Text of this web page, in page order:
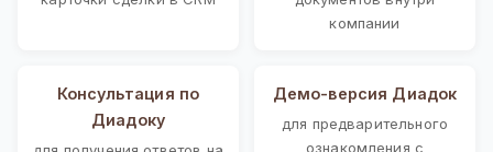
компании
Консультация по
Диадоку
Демо-версия Диадок
для предварительного
ознакомления с